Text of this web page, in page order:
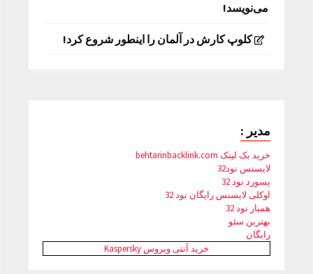
می‌نویسد!
کلوپ کارش در آلمان را اینطور شروع کرد!
مدیر :
خرید بک لینک behtarinbacklink.com
لایسنس نود32
پسورد نود 32
اوکلی لایسنس رایگان نود 32
همیار نود 32
بهترین سئو
رایگان
خرید آنتی ویروس Kaspersky